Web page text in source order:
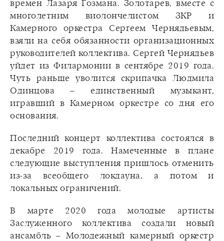
времен Лазаря Гозмана. Золотарев, вместе с
многолетним виолончелистом ЗКР и
Камерного оркестра Сергеем Чернядьевым,
взяли на себя обязанности организационных
руководителей коллектива. Сергей Чернядьев
уйдет из Филармонии в сентябре 2019 года.
Чуть раньше уволится скрипачка Людмила
Одинцова – единственный музыкант,
игравший в Камерном оркестре со дня его
основания.
Последний концерт коллектива состоялся в
декабре 2019 года. Намеченные в плане
следующие выступления пришлось отменить
из-за всеобщего локдауна, а потом и
локальных ограничений.
В марте 2020 года молодые артисты
Заслуженного коллектива создали новый
ансамбль – Молодежный камерный оркестр